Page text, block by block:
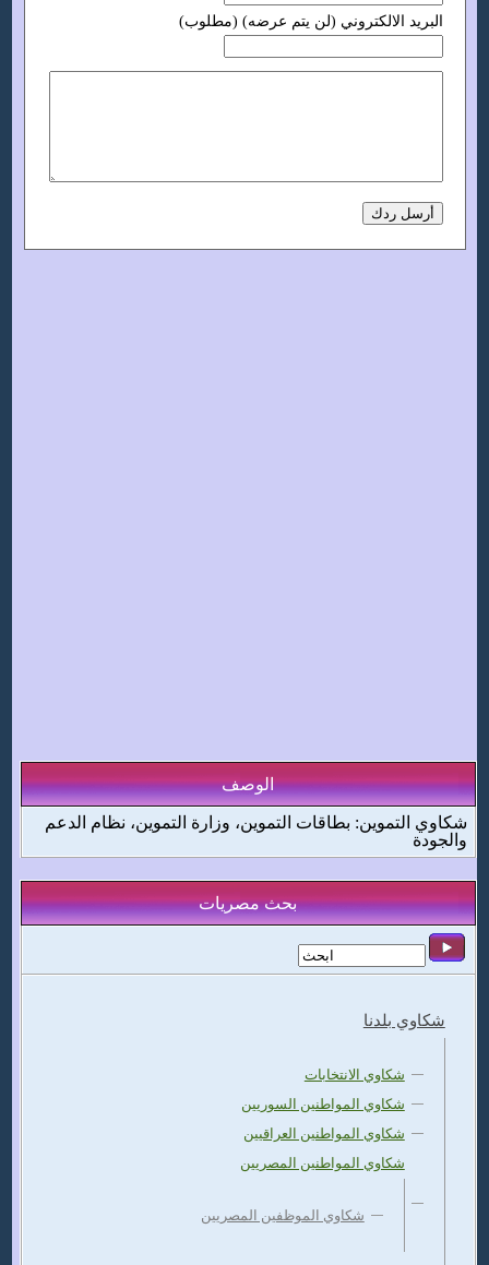
البريد الالكتروني (لن يتم عرضه) (مطلوب)
الوصف
شكاوي التموين: بطاقات التموين، وزارة التموين، نظام الدعم
والجودة
بحث مصريات
شكاوي بلدنا
شكاوي الانتخابات
شكاوي المواطنين السوريين
شكاوي المواطنين العراقيين
شكاوي المواطنين المصريين
شكاوي الموظفين المصريين